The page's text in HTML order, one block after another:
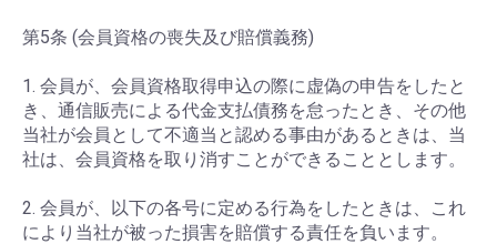
第5条 (会員資格の喪失及び賠償義務)
1. 会員が、会員資格取得申込の際に虚偽の申告をしたと
き、通信販売による代金支払債務を怠ったとき、その他
当社が会員として不適当と認める事由があるときは、当
社は、会員資格を取り消すことができることとします。
2. 会員が、以下の各号に定める行為をしたときは、これ
により当社が被った損害を賠償する責任を負います。